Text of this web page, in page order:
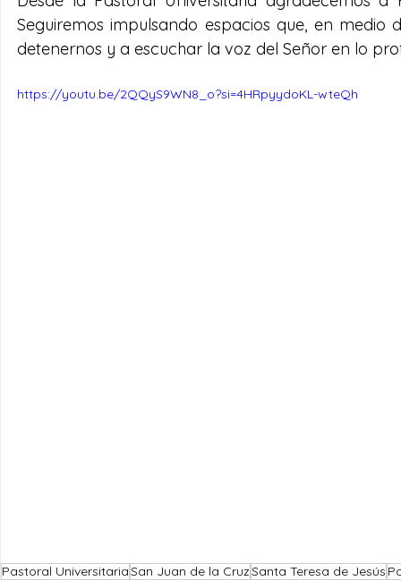
Seguiremos impulsando espacios que, en
detenernos y a escuchar la voz del Señor en lo
https://youtu.be/2QQyS9WN8_o?si=4HRpyydoKL-wteQh
Pastoral UniversitariaSan Juan de la CruzSanta Teresa de Jesús